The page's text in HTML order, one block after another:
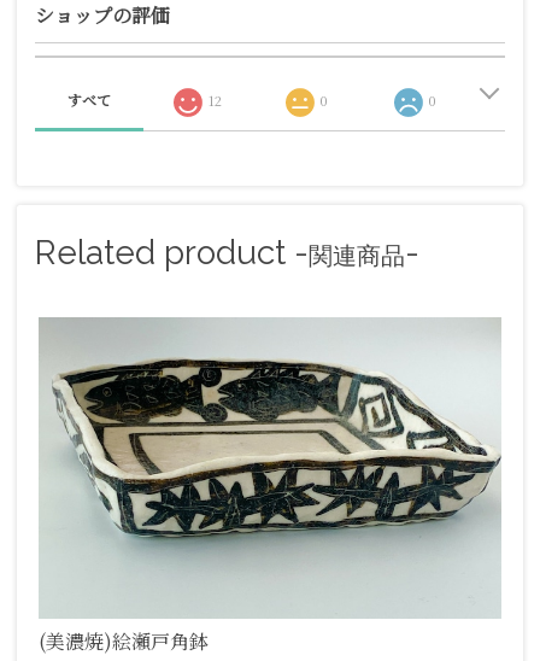
ショップの評価
すべて 12 0 0
Related product -関連商品-
(美濃焼)絵瀬戸角鉢